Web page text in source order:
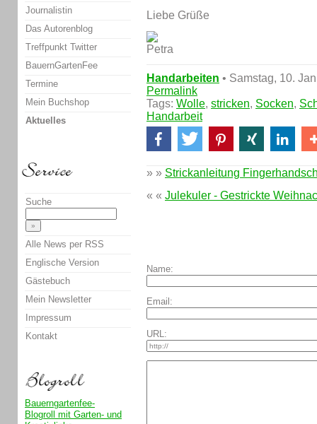
Liebe Grüße
Handarbeiten • Samstag, 10.
Permalink
Tags: Wolle, stricken, Socken,
Handarbeit
» » Strickanleitung
« « Julekuler - Gestrickte
Name:
Email:
URL:
Journalistin
Das Autorenblog
Treffpunkt Twitter
BauernGartenFee
Termine
Mein Buchshop
Aktuelles
Suche
Alle News per RSS
Englische Version
Gästebuch
Mein Newsletter
Impressum
Kontakt
Bauerngartenfee-
Blogroll mit Garten- und